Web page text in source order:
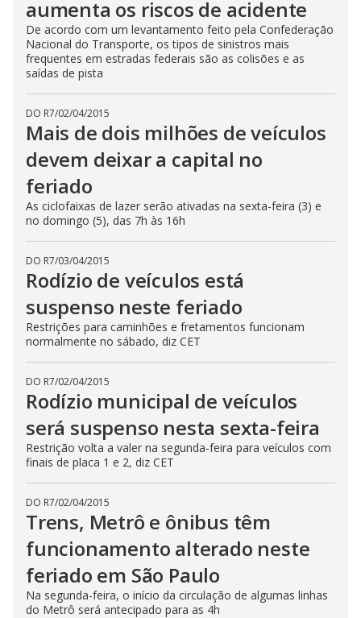
aumenta os riscos de acidente
De acordo com um levantamento feito pela Confederação
Nacional do Transporte, os tipos de sinistros mais
frequentes em estradas federais são as colisões e as
saídas de pista
DO R7/02/04/2015
Mais de dois milhões de veículos
devem deixar a capital no
feriado
As ciclofaixas de lazer serão ativadas na sexta-feira (3) e
no domingo (5), das 7h às 16h
DO R7/03/04/2015
Rodízio de veículos está
suspenso neste feriado
Restrições para caminhões e fretamentos funcionam
normalmente no sábado, diz CET
DO R7/02/04/2015
Rodízio municipal de veículos
será suspenso nesta sexta-feira
Restrição volta a valer na segunda-feira para veículos com
finais de placa 1 e 2, diz CET
DO R7/02/04/2015
Trens, Metrô e ônibus têm
funcionamento alterado neste
feriado em São Paulo
Na segunda-feira, o início da circulação de algumas linhas
do Metrô será antecipado para as 4h